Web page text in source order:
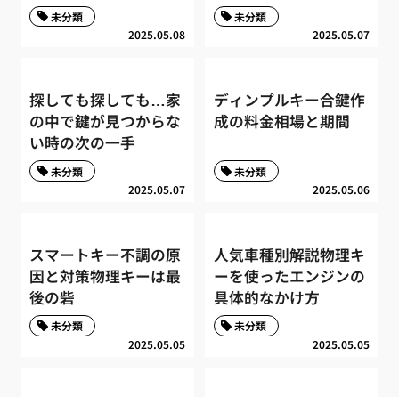
2025.05.08
未分類
2025.05.07
未分類
探しても探しても…家
の中で鍵が見つからな
い時の次の一手
2025.05.07
未分類
ディンプルキー合鍵作
成の料金相場と期間
2025.05.06
未分類
スマートキー不調の原
因と対策物理キーは最
後の砦
2025.05.05
未分類
人気車種別解説物理キ
ーを使ったエンジンの
具体的なかけ方
2025.05.05
未分類